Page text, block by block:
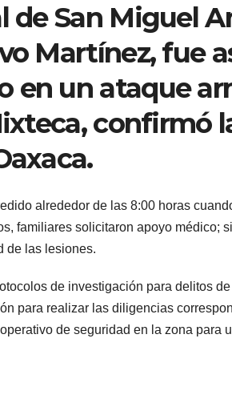
de San Miguel
Martínez, fue
en un ataque
confirmó
alrededor de las 8:00 horas
familiares solicitaron apoyo médico;
de las lesiones.
de investigación para delitos
para realizar las diligencias
de seguridad en la zona para